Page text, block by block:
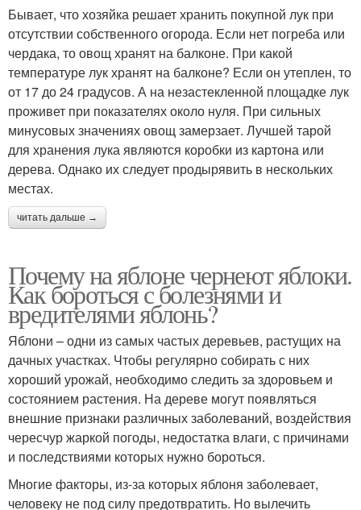
Бывает, что хозяйка решает хранить покупной лук при
отсутствии собственного огорода. Если нет погреба или
чердака, то овощ хранят на балконе. При какой
температуре лук хранят на балконе? Если он утеплен, то
от 17 до 24 градусов. А на незастекленной площадке лук
проживет при показателях около нуля. При сильных
минусовых значениях овощ замерзает. Лучшей тарой
для хранения лука являются коробки из картона или
дерева. Однако их следует продырявить в нескольких
местах.
читать дальше →
Почему на яблоне чернеют яблоки.
Как бороться с болезнями и
вредителями яблонь?
Яблони – одни из самых частых деревьев, растущих на
дачных участках. Чтобы регулярно собирать с них
хороший урожай, необходимо следить за здоровьем и
состоянием растения. На дереве могут появляться
внешние признаки различных заболеваний, воздействия
чересчур жаркой погоды, недостатка влаги, с причинами
и последствиями которых нужно бороться.
Многие факторы, из-за которых яблоня заболевает,
человеку не под силу предотвратить. Но вылечить